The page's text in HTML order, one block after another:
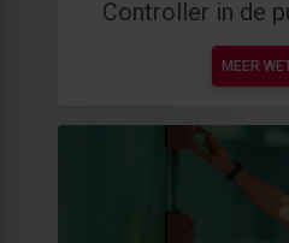
Controller in de
MEER